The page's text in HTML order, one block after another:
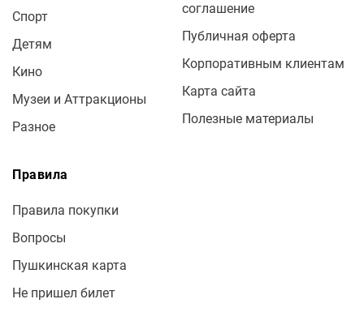
Спорт
Детям
Кино
Музеи и Аттракционы
Разное
соглашение
Публичная оферта
Корпоративным клиентам
Карта сайта
Полезные материалы
Правила
Правила покупки
Вопросы
Пушкинская карта
Не пришел билет